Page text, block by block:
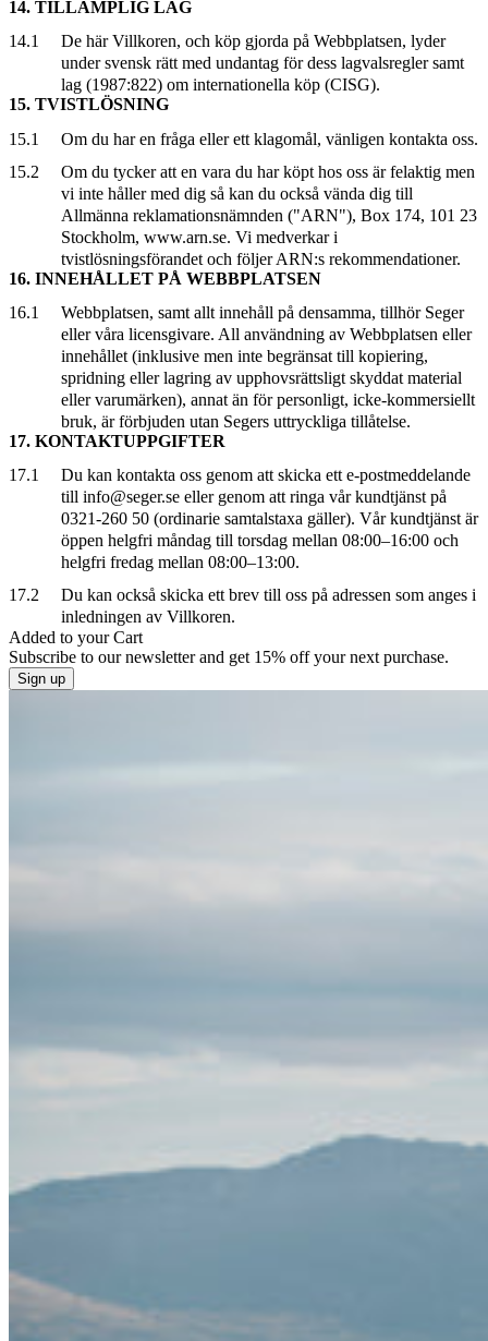
14. TILLÄMPLIG LAG
14.1
De här Villkoren, och köp gjorda på Webbplatsen, lyder
under svensk rätt med undantag för dess lagvalsregler samt
lag (1987:822) om internationella köp (CISG).
15. TVISTLÖSNING
15.1
Om du har en fråga eller ett klagomål, vänligen kontakta oss.
15.2
Om du tycker att en vara du har köpt hos oss är felaktig men
vi inte håller med dig så kan du också vända dig till
Allmänna reklamationsnämnden ("ARN"), Box 174, 101 23
Stockholm, www.arn.se. Vi medverkar i
tvistlösningsförandet och följer ARN:s rekommendationer.
16. INNEHÅLLET PÅ WEBBPLATSEN
16.1
Webbplatsen, samt allt innehåll på densamma, tillhör Seger
eller våra licensgivare. All användning av Webbplatsen eller
innehållet (inklusive men inte begränsat till kopiering,
spridning eller lagring av upphovsrättsligt skyddat material
eller varumärken), annat än för personligt, icke-kommersiellt
bruk, är förbjuden utan Segers uttryckliga tillåtelse.
17. KONTAKTUPPGIFTER
17.1
Du kan kontakta oss genom att skicka ett e-postmeddelande
till info@seger.se eller genom att ringa vår kundtjänst på
0321-260 50 (ordinarie samtalstaxa gäller). Vår kundtjänst är
öppen helgfri måndag till torsdag mellan 08:00–16:00 och
helgfri fredag mellan 08:00–13:00.
17.2
Du kan också skicka ett brev till oss på adressen som anges i
inledningen av Villkoren.
Added to yourCart
Subscribe to our newsletter and get 15% off your next purchase.
Sign up